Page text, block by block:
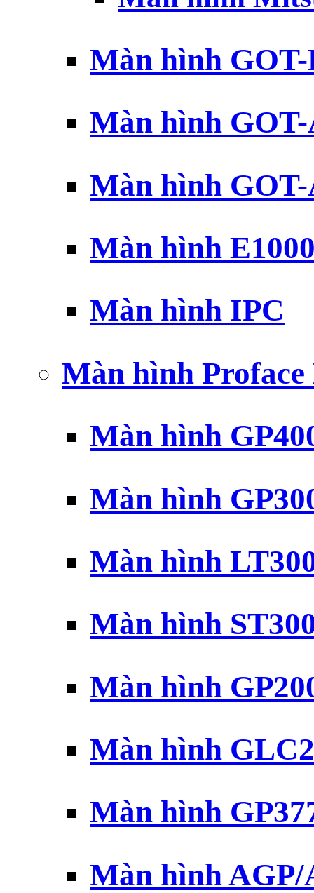
Màn hình GOT-
Màn hình
Màn hình
Màn hình
Màn hình IPC
Màn hình
Màn hình
Màn hình
Màn hình
Màn hình
Màn hình
Màn hình
Màn hình
Màn hình AGP/